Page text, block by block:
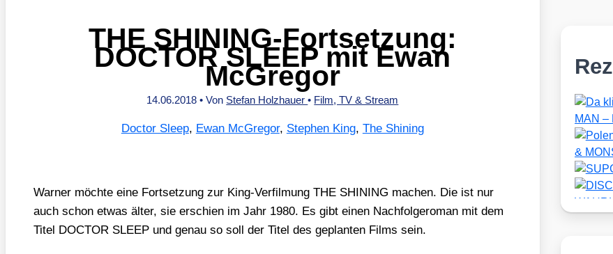
THE SHINING-Fortsetzung:
DOCTOR SLEEP mit Ewan
McGregor
14.06.2018• Von Stefan Holzhauer• Film, TV & Stream
Doctor Sleep, Ewan McGregor, Stephen King, The Shining
War­ner möch­te eine Fort­set­zung zur King-Ver­fil­mung THE SHINING machen. Die ist nur
auch schon etwas älter, sie erschien im Jahr 1980. Es gibt einen Nach­fol­ge­ro­man mit dem
Titel DOCTOR SLEEP und genau so soll der Titel des geplan­ten Films sein.